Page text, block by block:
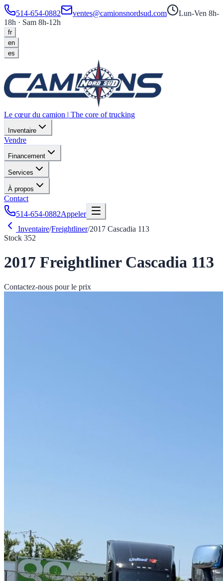
514-654-0882 ventes@camionsnordsud.com
Lun-Ven 8h-
18h · Sam 8h-12h
fr
en
es
Le cœur du camion | The core of trucking
Inventaire
Vendre
Financement
Services
À propos
Contact
514-654-0882Appeler
Inventaire/Freightliner/2017 Cascadia 113
Stock 352
2017 Freightliner Cascadia 113
Contactez-nous pour le prix